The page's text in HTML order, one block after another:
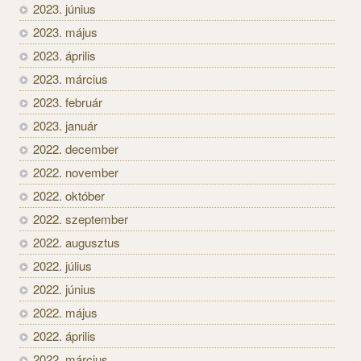
2023. június
2023. május
2023. április
2023. március
2023. február
2023. január
2022. december
2022. november
2022. október
2022. szeptember
2022. augusztus
2022. július
2022. június
2022. május
2022. április